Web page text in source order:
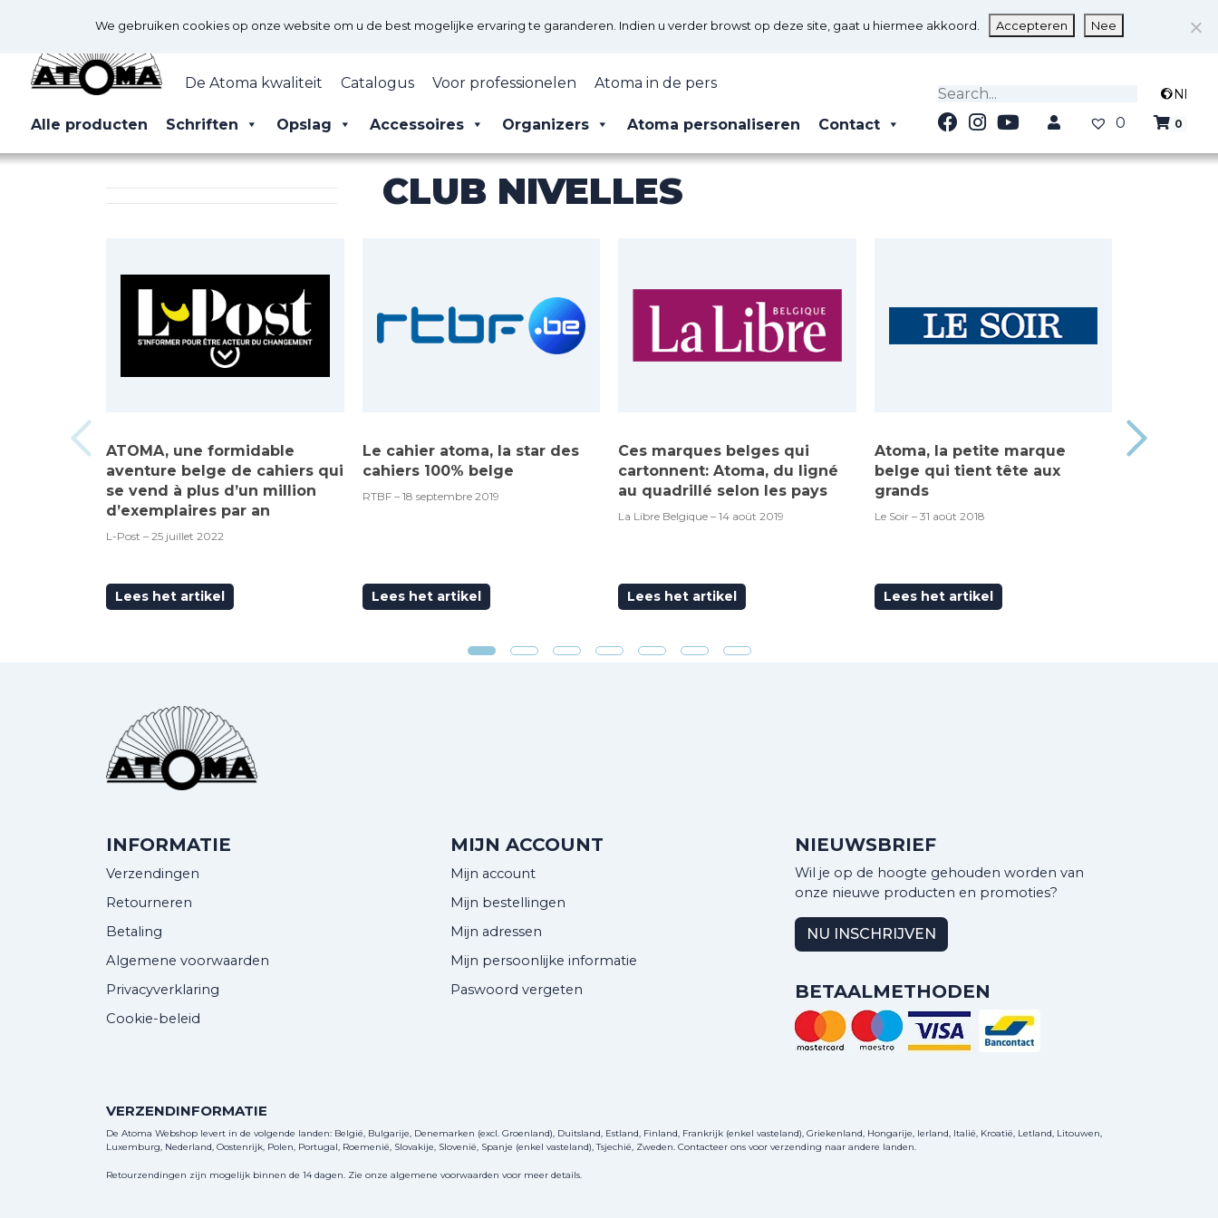
De Atoma kwaliteit Catalogus Voor professionelen Atoma in de pers
Alle producten Schriften Opslag Accessoires Organizers Atoma personaliseren Contact
Nl
0 0
CLUB NIVELLES
ATOMA, une formidable
aventure belge de cahiers qui
se vend à plus d’un million
d’exemplaires par an
L-Post – 25 juillet 2022
Lees het artikel
Le cahier atoma, la star des
cahiers 100% belge
RTBF – 18 septembre 2019
Lees het artikel
Ces marques belges qui
cartonnent: Atoma, du ligné
au quadrillé selon les pays
La Libre Belgique – 14 août 2019
Lees het artikel
Atoma, la petite marque
belge qui tient tête aux
grands
Le Soir – 31 août 2018
Lees het artikel
Made in
INFORMATIE
Verzendingen
Retourneren
Betaling
Algemene voorwaarden
Privacyverklaring
Cookie-beleid
MIJN ACCOUNT
Mijn account
Mijn bestellingen
Mijn adressen
Mijn persoonlijke informatie
Paswoord vergeten
NIEUWSBRIEF
Wil je op de hoogte gehouden worden van
onze nieuwe producten en promoties?
NU INSCHRIJVEN
BETAALMETHODEN
VERZENDINFORMATIE
De Atoma Webshop levert in de volgende landen: België, Bulgarije, Denemarken (excl. Groenland), Duitsland, Estland, Finland, Frankrijk (enkel vasteland), Griekenland, Hongarije, Ierland, Italië, Kroatië, Letland, Litouwen,
Luxemburg, Nederland, Oostenrijk, Polen, Portugal, Roemenië, Slovakije, Slovenië, Spanje (enkel vasteland), Tsjechië, Zweden. Contacteer ons voor verzending naar andere landen.
Retourzendingen zijn mogelijk binnen de 14 dagen. Zie onze algemene voorwaarden voor meer details.
We gebruiken cookies op onze website om u de best mogelijke ervaring te garanderen. Indien u verder browst op deze site, gaat u hiermee akkoord. Accepteren Nee